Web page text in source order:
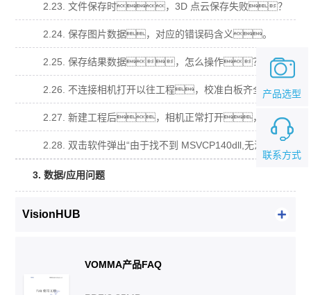
2.23. 文件保存时，3D 点云保存失败？
2.24. 保存图片数据，对应的错误码含义。
2.25. 保存结果数据，怎么操作？
2.26. 不连接相机打开以往工程，校准白板齐全，导入原图计算不出数据？
2.27. 新建工程后，相机正常打开，相机视图有视频流，拍照算不出数据？
3. 数据/应用问题
VisionHUB
VOMMA产品FAQ
联系方式
产品选型